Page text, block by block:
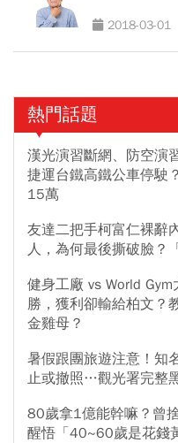
2018-03-01
熱門話題
漢光演習斷網、防空演
捷運台鐵高鐵公車停駛
15萬
友達二把手柯富仁裸辭
人，為何最後撕破臉？
健身工廠 vs World
勝，獲利卻輸給柏文？
金雞母？
暑假跟團旅遊注意！知
止或撤照…觀光署完整
80歲拿1億能幹嘛？曾
醒悟「40~60歲是花錢